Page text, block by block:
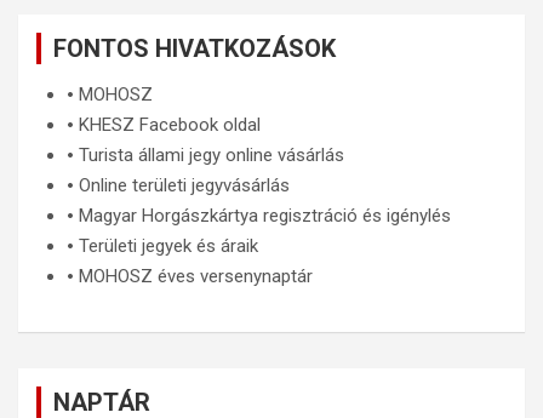
FONTOS HIVATKOZÁSOK
🞄 MOHOSZ
🞄 KHESZ Facebook oldal
🞄 Turista állami jegy online vásárlás
🞄 Online területi jegyvásárlás
🞄 Magyar Horgászkártya regisztráció és igénylés
🞄 Területi jegyek és áraik
🞄 MOHOSZ éves versenynaptár
NAPTÁR